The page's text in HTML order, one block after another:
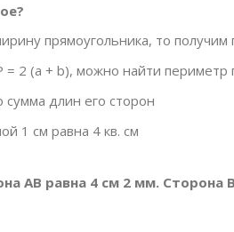
прямоугольника, то
2 (a + b), можно найти периметр
длин его сторон
1 см равна 4 кв. см
АВ равна 4 см 2 мм.